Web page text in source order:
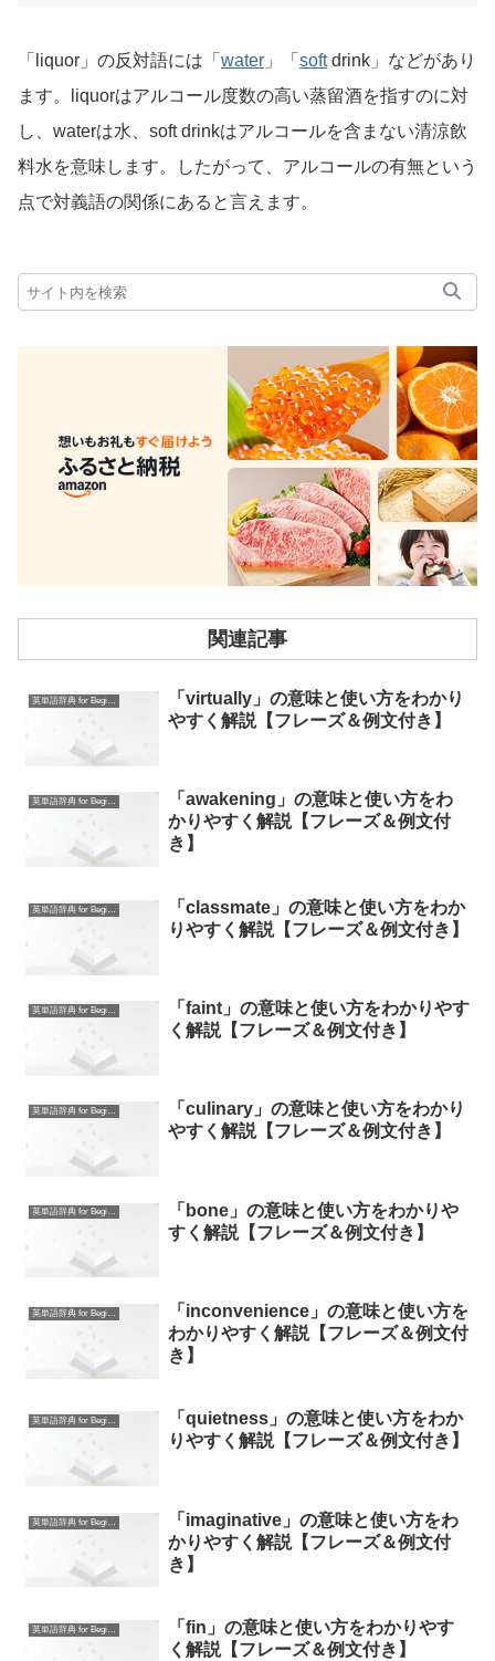
「liquor」の反対語には「 water 」「 softdrink」などがあり
ます。liquorはアルコール度数の高い蒸留酒を指すのに対
し、waterは水、soft drinkはアルコールを含まない清涼飲
料水を意味します。したがって、アルコールの有無という
点で対義語の関係にあると言えます。
関連記事
英単語辞典 for Beginners
「virtually」の意味と使い方をわかり
やすく解説【フレーズ＆例文付き】
英単語辞典 for Beginners
「awakening」の意味と使い方をわ
かりやすく解説【フレーズ＆例文付
き】
英単語辞典 for Beginners
「classmate」の意味と使い方をわか
りやすく解説【フレーズ＆例文付き】
英単語辞典 for Beginners
「faint」の意味と使い方をわかりやす
く解説【フレーズ＆例文付き】
英単語辞典 for Beginners
「culinary」の意味と使い方をわかり
やすく解説【フレーズ＆例文付き】
英単語辞典 for Beginners
「bone」の意味と使い方をわかりや
すく解説【フレーズ＆例文付き】
英単語辞典 for Beginners
「inconvenience」の意味と使い方を
わかりやすく解説【フレーズ＆例文付
き】
英単語辞典 for Beginners
「quietness」の意味と使い方をわか
りやすく解説【フレーズ＆例文付き】
英単語辞典 for Beginners
「imaginative」の意味と使い方をわ
かりやすく解説【フレーズ＆例文付
き】
英単語辞典 for Beginners
「fin」の意味と使い方をわかりやす
く解説【フレーズ＆例文付き】